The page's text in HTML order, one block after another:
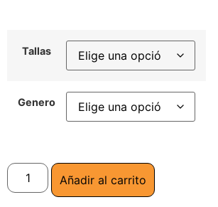
Tallas
Genero
Añadir al carrito